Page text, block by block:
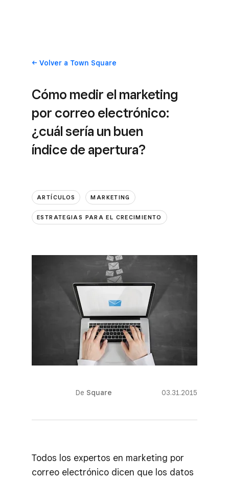
Volvera Town Square
Cómo medir el marketing
por correo electrónico:
¿cuál sería un buen
índice de apertura?
ARTÍCULOS MARKETING
ESTRATEGIAS PARA EL CRECIMIENTO
De Square 03.31.2015
Todos los expertos en marketing por
correo electrónico dicen que los datos